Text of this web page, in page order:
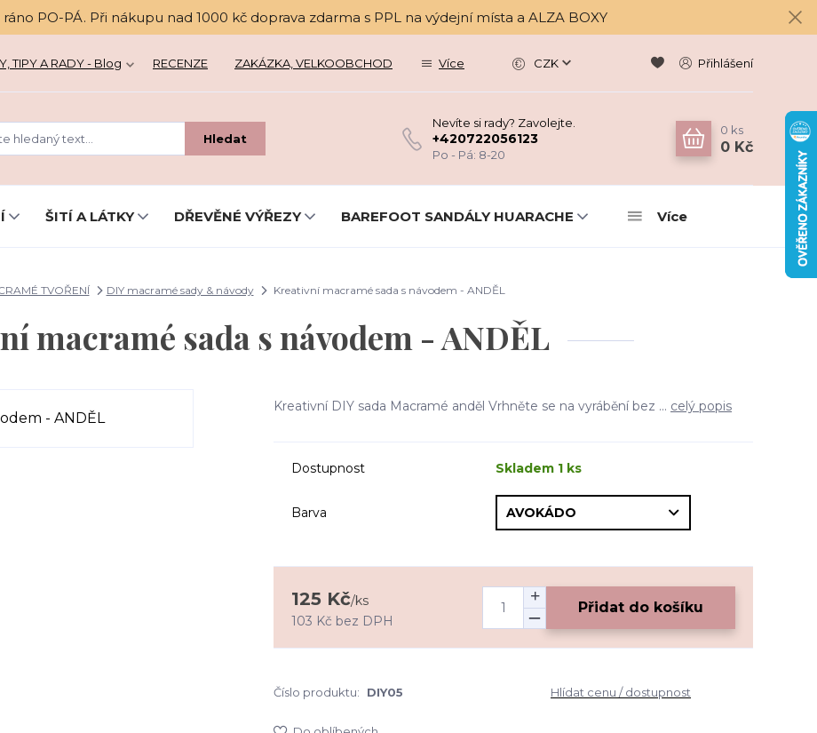
PO-PÁ. Při nákupu nad 1000 kč doprava zdarma s PPL na výdejní místa a ALZA BOXY
TIPY A RADY - Blog RECENZE ZAKÁZKA, VELKOOBCHOD Více CZK Přihlášení
Hledat
Nevíte si rady? Zavolejte.
+420722056123
Po - Pá: 8-20
0 ks
0 Kč
ŠITÍ A LÁTKY DŘEVĚNÉ VÝŘEZY BAREFOOT SANDÁLY HUARACHE Více
TVOŘENÍ DIY macramé sady & návody Kreativní macramé sada s návodem - ANDĚL
macramé sada s návodem - ANDĚL
Kreativní DIY sada Macramé anděl Vrhněte se na vyrábění bez ... celý popis
Dostupnost Skladem 1 ks
Barva
125 Kč/ks
103 Kč bez DPH
Přidat do košíku
Číslo produktu: DIY05 Hlídat cenu / dostupnost